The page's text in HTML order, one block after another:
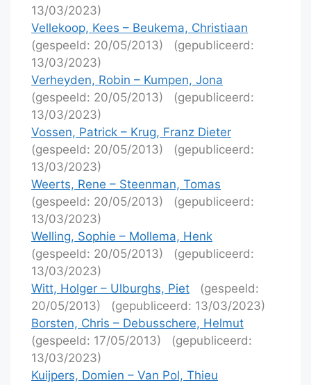
13/03/2023)
Vellekoop, Kees – Beukema, Christiaan
(gespeeld: 20/05/2013)
(gepubliceerd:
13/03/2023)
Verheyden, Robin – Kumpen, Jona
(gespeeld: 20/05/2013)
(gepubliceerd:
13/03/2023)
Vossen, Patrick – Krug, Franz Dieter
(gespeeld: 20/05/2013)
(gepubliceerd:
13/03/2023)
Weerts, Rene – Steenman, Tomas
(gespeeld: 20/05/2013)
(gepubliceerd:
13/03/2023)
Welling, Sophie – Mollema, Henk
(gespeeld: 20/05/2013)
(gepubliceerd:
13/03/2023)
Witt, Holger – Ulburghs, Piet
(gespeeld:
20/05/2013)
(gepubliceerd: 13/03/2023)
Borsten, Chris – Debusschere, Helmut
(gespeeld: 17/05/2013)
(gepubliceerd:
13/03/2023)
Kuijpers, Domien – Van Pol, Thieu